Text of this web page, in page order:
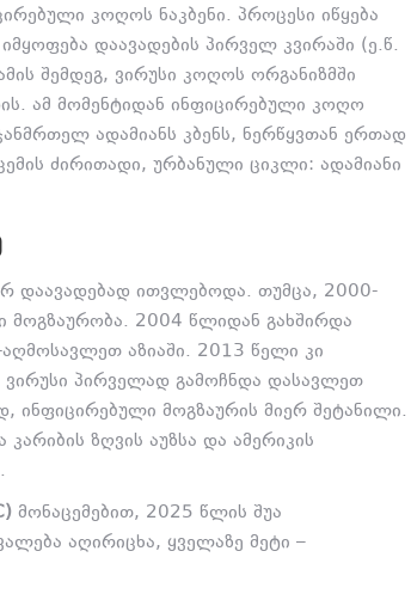
კოღოს ნაკბენი. პროცესი იწყება
დაავადების პირველ კვირაში (ე.წ.
შემდეგ, ვირუსი კოღოს ორგანიზმში
ამ მომენტიდან ინფიცირებული კოღო
ადამიანს კბენს, ნერწყვთან ერთად
ძირითადი, ურბანული ციკლი: ადამიანი
დაავადებად ითვლებოდა. თუმცა, 2000-
2004 წლიდან გახშირდა
აზიაში. 2013 წელი კი
ვირუსი პირველად გამოჩნდა დასავლეთ
ინფიცირებული მოგზაურის მიერ შეტანილი.
ზღვის აუზსა და ამერიკის
მონაცემებით, 2025 წლის შუა
აღირიცხა, ყველაზე მეტი –